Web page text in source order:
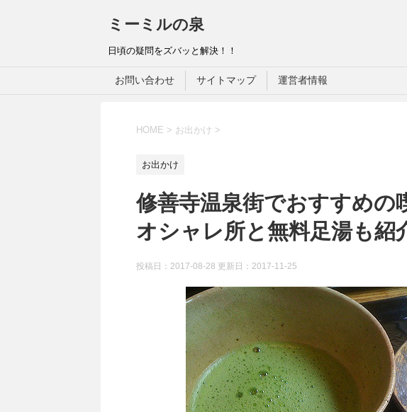
ミーミルの泉
日頃の疑問をズバッと解決！！
お問い合わせ サイトマップ 運営者情報
HOME > お出かけ >
お出かけ
修善寺温泉街でおすすめの
オシャレ所と無料足湯も紹
投稿日：2017-08-28 更新日： 2017-11-25